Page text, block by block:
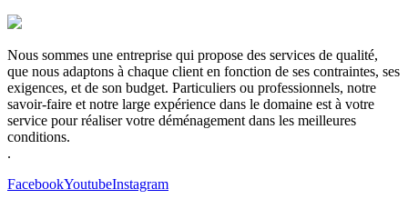
Nous sommes une entreprise qui propose des services de qualité,
que nous adaptons à chaque client en fonction de ses contraintes, ses
exigences, et de son budget. Particuliers ou professionnels, notre
savoir-faire et notre large expérience dans le domaine est à votre
service pour réaliser votre déménagement dans les meilleures
conditions.
.
FacebookYoutubeInstagram